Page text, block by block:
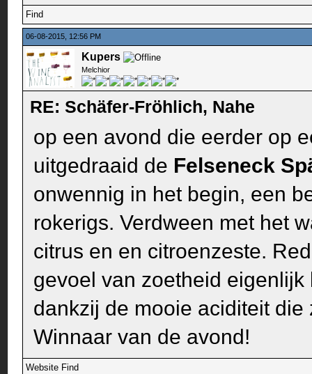
Find
06-08-2015, 12:56 PM
Kupers
Melchior
RE: Schäfer-Fröhlich, Nahe
op een avond die eerder op
uitgedraaid de Felseneck
onwennig in het begin, een
rokerigs. Verdween met het
citrus en en citroenzeste.
gevoel van zoetheid
dankzij de mooie aciditeit
Winnaar van de avond!
Website Find